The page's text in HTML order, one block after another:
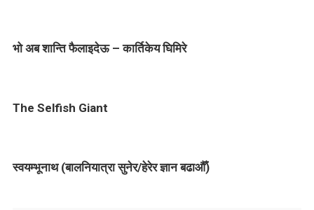
n
a
भो अब शान्ति फैलाइदेऊ – कार्तिकेय घिमिरे
The Selfish Giant
स्वयम्भूनाथ (बालनियात्रा सुनेर/हेरेर ज्ञान बढाऔँ)